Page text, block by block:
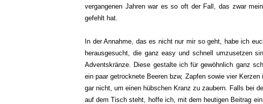
vergangenen Jahren war es so oft der Fall, das zwar
gefehlt hat.
In der Annahme, das es nicht nur mir so geht, habe ich
herausgesucht, die ganz easy und schnell umzusetzen
Adventskränze. Diese gestalte ich für gewöhnlich ganz
ein paar getrocknete Beeren bzw, Zapfen sowie vier
gar nicht, um einen hübschen Kranz zu zaubern. Falls bei
auf dem Tisch steht, hoffe ich, mit dem heutigen Beitrag